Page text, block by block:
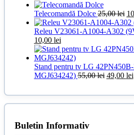
50,00 lei.
inițial
a
fost:
39,00 lei.
curent
este:
30,00 lei.
Telecomandă Dolce25,00lei
a
Releu V23061-A1004-A302
Prețul
inițial
a
fost:
25,00 lei.
10,00 leiPrețul
curent
este:
10,00 lei.
Stand pentru tv LG 42PN450B-ZA (42PH4
MGJ634242)55,00lei Prețul
fost:
49,00 lei
Buletin Informativ